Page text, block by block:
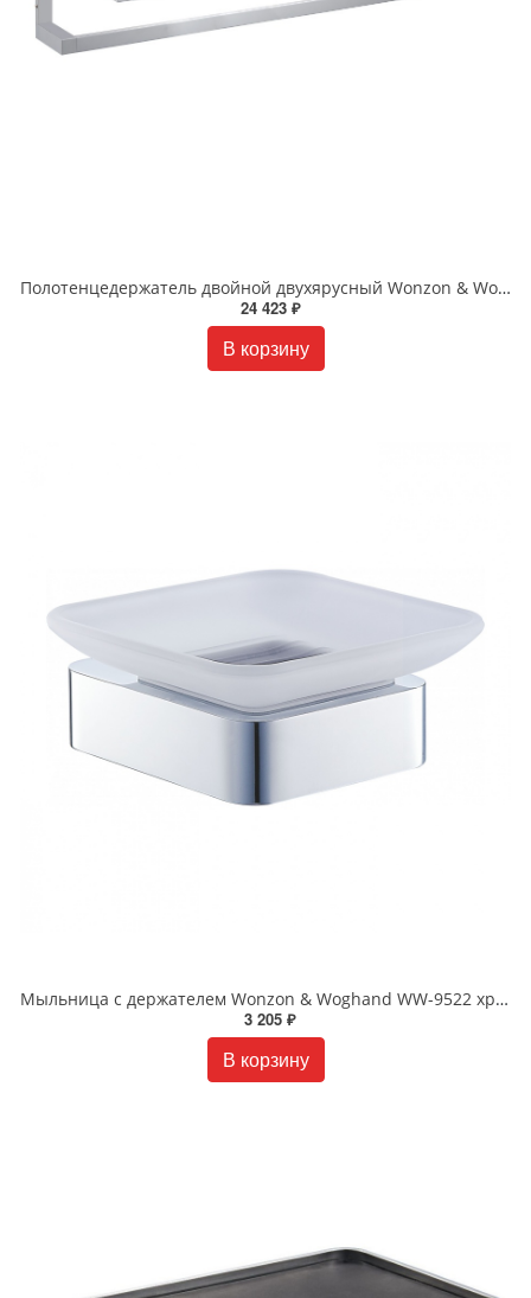
Полотенцедержатель двойной двухярусный Wonzon & Woghand WW-9581 хром
24 423 ₽
В корзину
Мыльница с держателем Wonzon & Woghand WW-9522 хром
3 205 ₽
В корзину